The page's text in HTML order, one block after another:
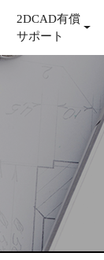
2DCAD有償
サポート